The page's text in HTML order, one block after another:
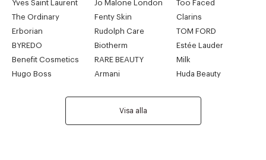
Yves Saint Laurent
Jo Malone London
Too Faced
The Ordinary
Fenty Skin
Clarins
Erborian
Rudolph Care
TOM FORD
BYREDO
Biotherm
Estée Lauder
Benefit Cosmetics
RARE BEAUTY
Milk
Hugo Boss
Armani Huda Beauty
Visa alla